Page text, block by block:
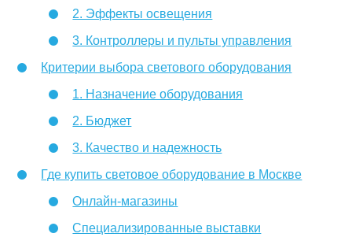
2. Эффекты освещения
3. Контроллеры и пульты управления
Критерии выбора светового оборудования
1. Назначение оборудования
2. Бюджет
3. Качество и надежность
Где купить световое оборудование в Москве
Онлайн-магазины
Специализированные выставки